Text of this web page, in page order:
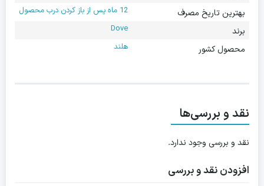
بهترین تاریخ مصرف 12 ماه پس از باز کردن درب محصول
برند Dove
محصول کشور هلند
نقد و بررسی‌ها
نقد و بررسی وجود ندارد.
افزودن نقد و بررسی